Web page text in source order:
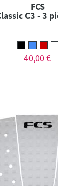
FCS
C3 - 3
40,00 €